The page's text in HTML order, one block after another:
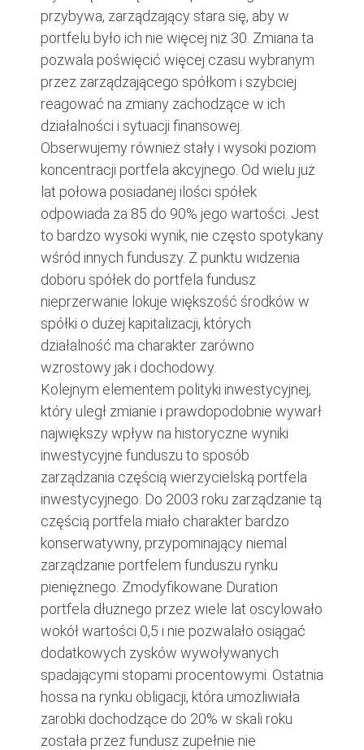
przybywa, zarządzający stara się, aby w
portfelu było ich nie więcej niż 30. Zmiana ta
pozwala poświęcić więcej czasu wybranym
przez zarządzającego spółkom i szybciej
reagować na zmiany zachodzące w ich
działalności i sytuacji finansowej.
Obserwujemy również stały i wysoki poziom
koncentracji portfela akcyjnego. Od wielu już
lat połowa posiadanej ilości spółek
odpowiada za 85 do 90% jego wartości. Jest
to bardzo wysoki wynik, nie często spotykany
wśród innych funduszy. Z punktu widzenia
doboru spółek do portfela fundusz
nieprzerwanie lokuje większość środków w
spółki o dużej kapitalizacji, których
działalność ma charakter zarówno
wzrostowy jak i dochodowy.
Kolejnym elementem polityki inwestycyjnej,
który uległ zmianie i prawdopodobnie wywarł
największy wpływ na historyczne wyniki
inwestycyjne funduszu to sposób
zarządzania częścią wierzycielską portfela
inwestycyjnego. Do 2003 roku zarządzanie tą
częścią portfela miało charakter bardzo
konserwatywny, przypominający niemal
zarządzanie portfelem funduszu rynku
pieniężnego. Zmodyfikowane Duration
portfela dłużnego przez wiele lat oscylowało
wokół wartości 0,5 i nie pozwalało osiągać
dodatkowych zysków wywoływanych
spadającymi stopami procentowymi. Ostatnia
hossa na rynku obligacji, która umożliwiała
zarobki dochodzące do 20% w skali roku
została przez fundusz zupełnie nie